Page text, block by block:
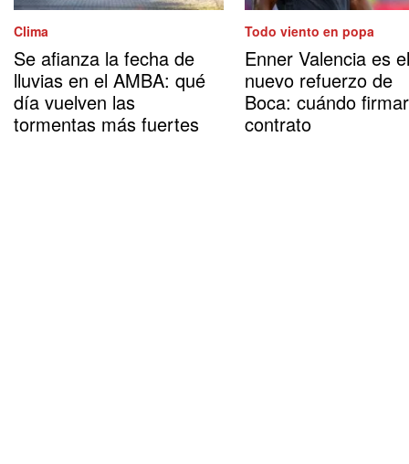
Clima
Se afianza la fecha de
lluvias en el AMBA: qué
día vuelven las
tormentas más fuertes
Todo viento en popa
Enner Valencia es el
nuevo refuerzo de
Boca: cuándo
contrato